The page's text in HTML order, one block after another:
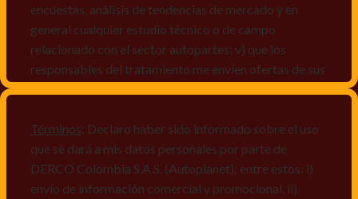
encuestas, análisis de tendencias de mercado y en
general cualquier estudio técnico o de campo
relacionado con el sector autopartes; v) que los
responsables del tratamiento me envíen ofertas de sus
mismos, vi) crear bases de datos de acuerdo a las
características y perfiles de los titulares de Datos
Personales, v) encuestas de satisfacción, vi) reportes
recall.
Términos: Declaro haber sido informado sobre el uso
que se dará a mis datos personales por parte de
DERCO Colombia S.A.S. (Autoplanet); entre estos: i)
envío de información comercial y promocional, ii)